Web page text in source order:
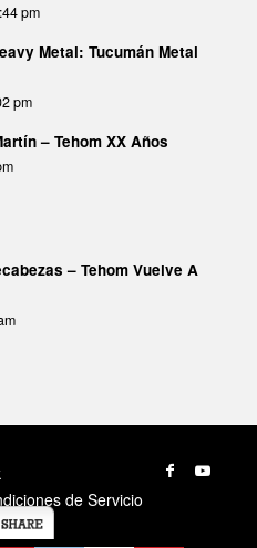
pm
Metal: Tucumán Metal
pm
– Tehom XX Años
– Tehom Vuelve A
de Servicio